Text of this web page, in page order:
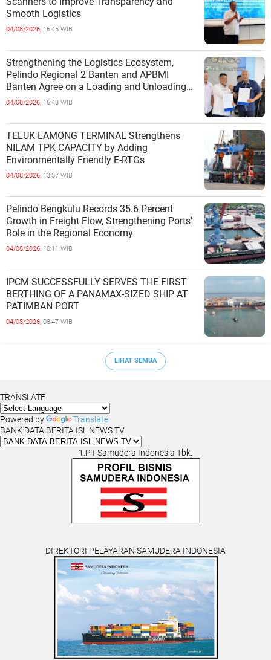
Smooth Logistics
04/08/2026, 16:45 WIB
Strengthening the Logistics Ecosystem,
Pelindo Regional 2 Banten and APBMI
Banten Agree on a Loading and Unloading
Cooperation at Ciwandan Port
04/08/2026, 16:48 WIB
TELUK LAMONG TERMINAL Strengthens
NILAM TPK CAPACITY by Adding
Environmentally Friendly E-RTGs
04/08/2026, 13:57 WIB
Pelindo Bengkulu Records 35.6 Percent
Growth in Freight Flow, Strengthening Ports'
Role in the Regional Economy
04/08/2026, 10:11 WIB
IPCM SUCCESSFULLY SERVES THE FIRST
BERTHING OF A PANAMAX-SIZED SHIP AT
PATIMBAN PORT
04/08/2026, 08:47 WIB
LIHAT SEMUA
TRANSLATE
Powered by
Translate
BANK DATA BERITA ISL NEWS TV
1.PT Samudera Indonesia Tbk.
DIREKTORI PELAYARAN SAMUDERA INDONESIA